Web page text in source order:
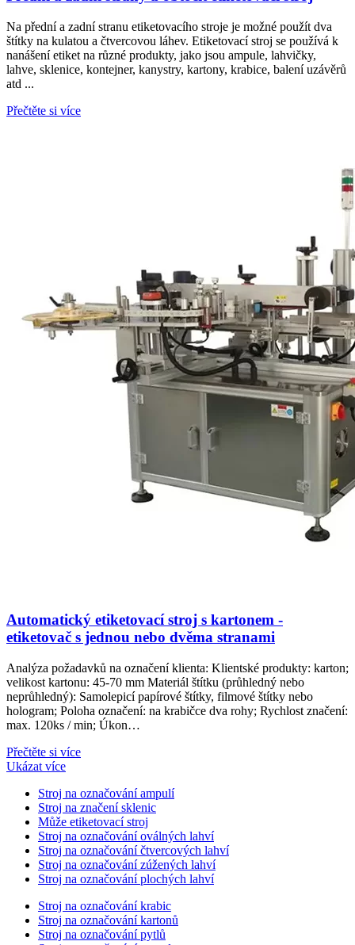
Na přední a zadní stranu etiketovacího stroje je možné použít dva
štítky na kulatou a čtvercovou láhev. Etiketovací stroj se používá k
nanášení etiket na různé produkty, jako jsou ampule, lahvičky,
lahve, sklenice, kontejner, kanystry, kartony, krabice, balení uzávěrů
atd ...
Přečtěte si více
Automatický etiketovací stroj s kartonem -
etiketovač s jednou nebo dvěma stranami
Analýza požadavků na označení klienta: Klientské produkty: karton;
velikost kartonu: 45-70 mm Materiál štítku (průhledný nebo
neprůhledný): Samolepicí papírové štítky, filmové štítky nebo
hologram; Poloha označení: na krabičce dva rohy; Rychlost značení:
max. 120ks / min; Úkon…
Přečtěte si více
Ukázat více
Stroj na označování ampulí
Stroj na značení sklenic
Může etiketovací stroj
Stroj na označování oválných lahví
Stroj na označování čtvercových lahví
Stroj na označování zúžených lahví
Stroj na označování plochých lahví
Stroj na označování krabic
Stroj na označování kartonů
Stroj na označování pytlů